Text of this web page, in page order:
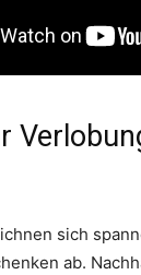
sich
ab.